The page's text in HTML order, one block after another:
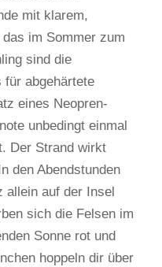
mit klarem,
im Sommer zum
sind die
für abgehärtete
eines Neopren-
unbedingt einmal
Der Strand wirkt
den Abendstunden
allein auf der Insel
sich die Felsen im
Sonne rot und
hoppeln dir über